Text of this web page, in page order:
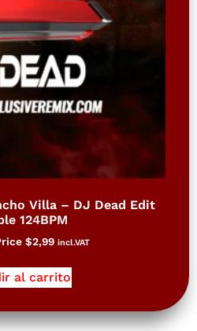
Villa – DJ Dead Edit
124BPM
$2,99 incl.VAT
al carrito